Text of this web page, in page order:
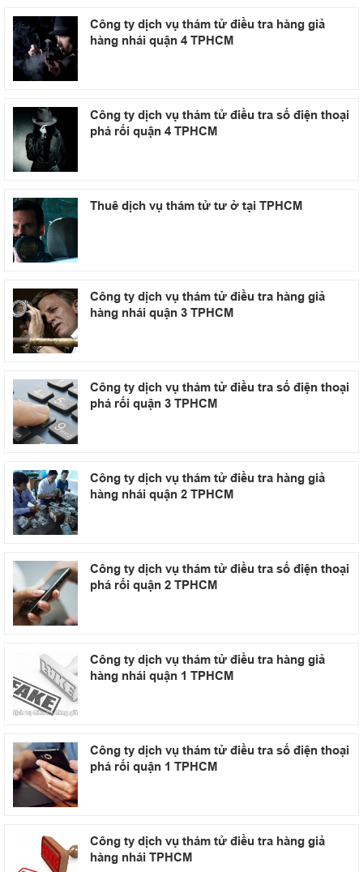
Công ty dịch vụ thám tử điều tra hàng giả
hàng nhái quận 4 TPHCM
Công ty dịch vụ thám tử điều tra số điện thoại
phá rối quận 4 TPHCM
Thuê dịch vụ thám tử tư ở tại TPHCM
Công ty dịch vụ thám tử điều tra hàng giả
hàng nhái quận 3 TPHCM
Công ty dịch vụ thám tử điều tra số điện thoại
phá rối quận 3 TPHCM
Công ty dịch vụ thám tử điều tra hàng giả
hàng nhái quận 2 TPHCM
Công ty dịch vụ thám tử điều tra số điện thoại
phá rối quận 2 TPHCM
Công ty dịch vụ thám tử điều tra hàng giả
hàng nhái quận 1 TPHCM
Công ty dịch vụ thám tử điều tra số điện thoại
phá rối quận 1 TPHCM
Công ty dịch vụ thám tử điều tra hàng giả
hàng nhái TPHCM